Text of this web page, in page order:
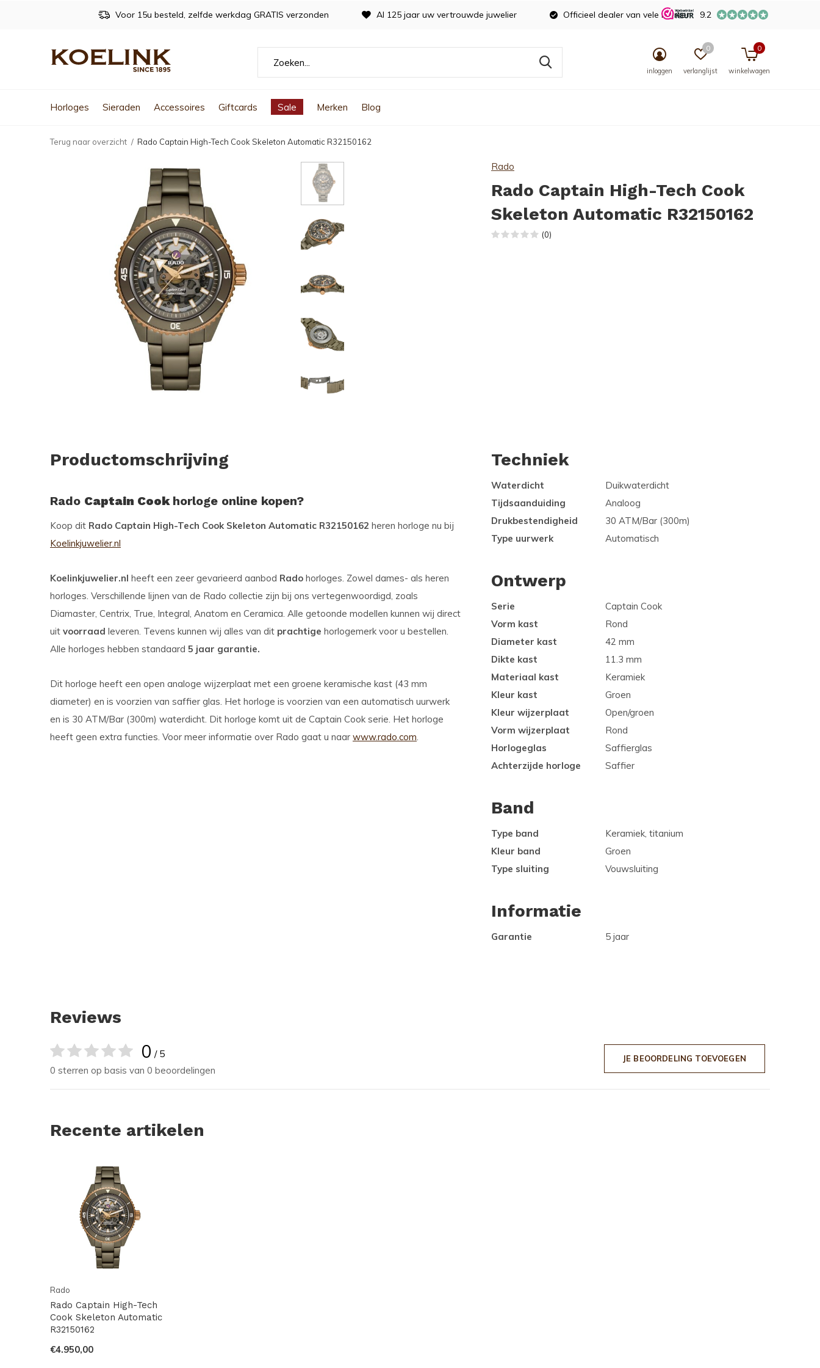
Horloges Sieraden Accessoires Giftcards Sale Merken Blog
inloggen verlanglijst
0
winkelwagen
0
Voor 15u besteld, zelfde werkdag GRATIS verzonden Al 125 jaar uw vertrouwde juwelier Officieel dealer van vele merken 9.2
Terug naar overzicht Rado Captain High-Tech Cook Skeleton Automatic R32150162
Rado
Rado Captain High-Tech Cook
Skeleton Automatic R32150162
(0)
Productomschrijving
Rado Captain Cook horloge online kopen?
Koop dit Rado Captain High-Tech Cook Skeleton Automatic R32150162 heren horloge nu bij
Koelinkjuwelier.nl
Koelinkjuwelier.nl heeft een zeer gevarieerd aanbod Rado horloges. Zowel dames- als heren
horloges. Verschillende lijnen van de Rado collectie zijn bij ons vertegenwoordigd, zoals
Diamaster, Centrix, True, Integral, Anatom en Ceramica. Alle getoonde modellen kunnen wij direct
uit voorraad leveren. Tevens kunnen wij alles van dit prachtige horlogemerk voor u bestellen.
Alle horloges hebben standaard 5 jaar garantie.
Dit horloge heeft een open analoge wijzerplaat met een groene keramische kast (43 mm
diameter) en is voorzien van saffier glas. Het horloge is voorzien van een automatisch uurwerk
en is 30 ATM/Bar (300m) waterdicht. Dit horloge komt uit de Captain Cook serie. Het horloge
heeft geen extra functies. Voor meer informatie over Rado gaat u naar www.rado.com.
Techniek
Waterdicht
Duikwaterdicht
Tijdsaanduiding
Analoog
Drukbestendigheid
30 ATM/Bar (300m)
Type uurwerk
Automatisch
Ontwerp
Serie
Captain Cook
Vorm kast
Rond
Diameter kast
42 mm
Dikte kast
11.3 mm
Materiaal kast
Keramiek
Kleur kast
Groen
Kleur wijzerplaat
Open/groen
Vorm wijzerplaat
Rond
Horlogeglas
Saffierglas
Achterzijde horloge
Saffier
Band
Type band
Keramiek, titanium
Kleur band
Groen
Type sluiting
Vouwsluiting
Informatie
Garantie 5 jaar
Reviews
0 / 5
0 sterren op basis van 0 beoordelingen
JE BEOORDELING TOEVOEGEN
Recente artikelen
Rado
Rado Captain High-Tech
Cook Skeleton Automatic
R32150162
€4.950,00